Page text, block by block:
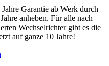
Garantie ab Werk durch
anheben. Für alle nach
Wechselrichter gibt es die
auf ganze 10 Jahre!